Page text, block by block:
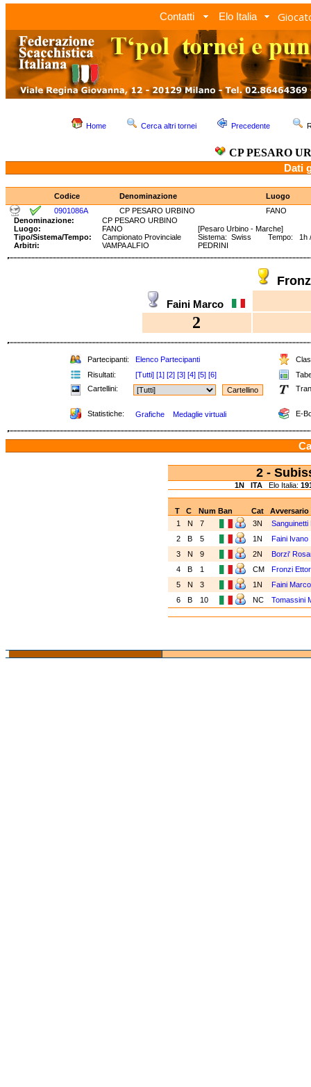
Contatti Elo Italia
Home Cerca altri tornei Precedente
CP PESARO
Dati
Codice Denominazione
Luogo
0901086A
CP PESARO URBINO
FANO
Denominazione:
CP PESARO URBINO
Luogo:
FANO
[Pesaro Urbino - Marche]
Tipo/Sistema/Tempo:
Campionato Provinciale Sistema: Swiss Tempo: 1h /
Arbitri:
VAMPA ALFIO PEDRINI
Faini Marco
2
Partecipanti: Elenco Partecipanti
Risultati:
[Tutti] [1] [2] [3] [4] [5] [6]
Cartellini:
Statistiche: Grafiche Medaglie virtuali E-
2 -
1N ITAElo Italia:
T C NumBan Cat
Avversario
1
N 7 3N
2
B 5 1N
Faini Ivano
3
N 9 2N
Borzi'
4
B 1 CM
Fronzi
5
N 3 1N
Faini
6
B 10 NC Tomassini